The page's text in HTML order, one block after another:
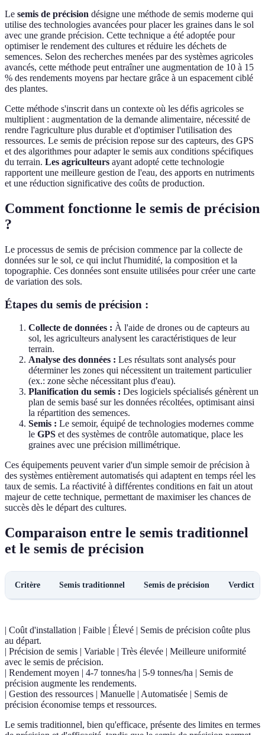
Le semis de précision désigne une méthode de semis moderne qui
utilise des technologies avancées pour placer les graines dans le sol
avec une grande précision. Cette technique a été adoptée pour
optimiser le rendement des cultures et réduire les déchets de
semences. Selon des recherches menées par des systèmes agricoles
avancés, cette méthode peut entraîner une augmentation de 10 à 15
% des rendements moyens par hectare grâce à un espacement ciblé
des plantes.
Cette méthode s'inscrit dans un contexte où les défis agricoles se
multiplient : augmentation de la demande alimentaire, nécessité de
rendre l'agriculture plus durable et d'optimiser l'utilisation des
ressources. Le semis de précision repose sur des capteurs, des GPS
et des algorithmes pour adapter le semis aux conditions spécifiques
du terrain. Les agriculteurs ayant adopté cette technologie
rapportent une meilleure gestion de l'eau, des apports en nutriments
et une réduction significative des coûts de production.
Comment fonctionne le semis de précision
?
Le processus de semis de précision commence par la collecte de
données sur le sol, ce qui inclut l'humidité, la composition et la
topographie. Ces données sont ensuite utilisées pour créer une carte
de variation des sols.
Étapes du semis de précision :
Collecte de données : À l'aide de drones ou de capteurs au
sol, les agriculteurs analysent les caractéristiques de leur
terrain.
Analyse des données : Les résultats sont analysés pour
déterminer les zones qui nécessitent un traitement particulier
(ex.: zone sèche nécessitant plus d'eau).
Planification du semis : Des logiciels spécialisés génèrent un
plan de semis basé sur les données récoltées, optimisant ainsi
la répartition des semences.
Semis : Le semoir, équipé de technologies modernes comme
le GPS et des systèmes de contrôle automatique, place les
graines avec une précision millimétrique.
Ces équipements peuvent varier d'un simple semoir de précision à
des systèmes entièrement automatisés qui adaptent en temps réel les
taux de semis. La réactivité à différentes conditions en fait un atout
majeur de cette technique, permettant de maximiser les chances de
succès dès le départ des cultures.
Comparaison entre le semis traditionnel
et le semis de précision
Critère Semis traditionnel Semis de précision Verdict
| Coût d'installation | Faible | Élevé | Semis de précision coûte plus
au départ.
| Précision de semis | Variable | Très élevée | Meilleure uniformité
avec le semis de précision.
| Rendement moyen | 4-7 tonnes/ha | 5-9 tonnes/ha | Semis de
précision augmente les rendements.
| Gestion des ressources | Manuelle | Automatisée | Semis de
précision économise temps et ressources.
Le semis traditionnel, bien qu'efficace, présente des limites en termes